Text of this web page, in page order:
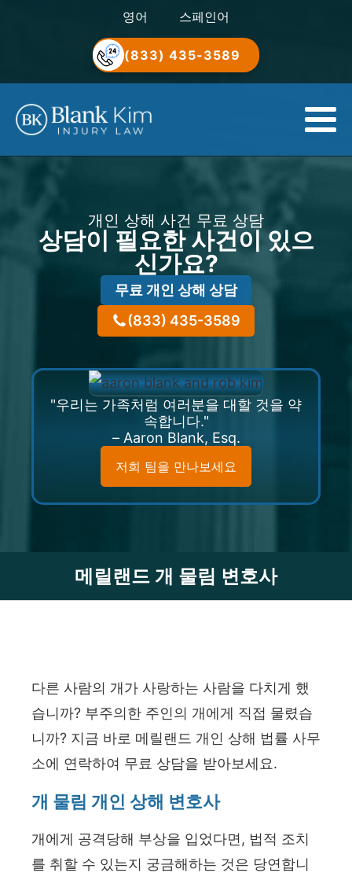
영어 스페인어
(833) 435-3589
개인 상해 사건 무료 상담
상담이 필요한 사건이 있으
신가요?
무료 개인 상해 상담
(833) 435-3589
"우리는 가족처럼 여러분을 대할 것을 약
속합니다."
– Aaron Blank, Esq.
저희 팀을 만나보세요
메릴랜드 개 물림 변호사
다른 사람의 개가 사랑하는 사람을 다치게 했
습니까? 부주의한 주인의 개에게 직접 물렸습
니까? 지금 바로 메릴랜드 개인 상해 법률 사무
소에 연락하여 무료 상담을 받아보세요.
개 물림 개인 상해 변호사
개에게 공격당해 부상을 입었다면, 법적 조치
를 취할 수 있는지 궁금해하는 것은 당연합니